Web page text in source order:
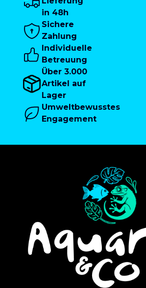
in 48h
Sichere
Zahlung
Individuelle
Betreuung
Über 3.000
Artikel auf
Lager
Umweltbewusstes
Engagement